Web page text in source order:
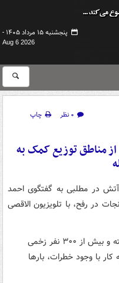
پنجشنبه ۱۵ مرداد ۱۴۰۵ -
Aug 6 2026
۰ نظر
چاپ
از مناطق توزیع کمک به
آتش در مطلبی به گفتگوی احمد
در رفح، با تلویزیون الاقصی
بیش از ۱۱۵ نفر از پرسنل دفاع مدنی کشته و بیش از ۳۰۰ نفر زخمی
با وجود خطرات، بارها